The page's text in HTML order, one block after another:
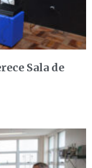
Sala de